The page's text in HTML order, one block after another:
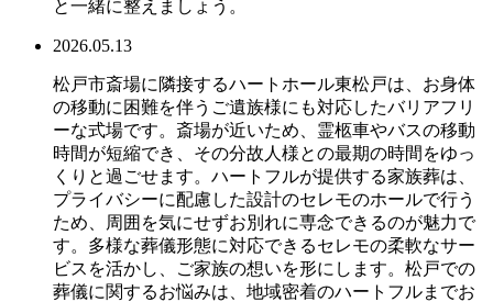
と一緒に整えましょう。
2026.05.13
松戸市斎場に隣接するハートホール東松戸は、お身体
の移動に困難を伴うご遺族様にも対応したバリアフリ
ーな式場です。斎場が近いため、霊柩車やバスの移動
時間が短縮でき、その分故人様との最期の時間をゆっ
くりと過ごせます。ハートフルが提供する家族葬は、
プライバシーに配慮した設計のセレモのホールで行う
ため、周囲を気にせずお別れに専念できるのが魅力で
す。多様な葬儀形態に対応できるセレモの柔軟なサー
ビスを活かし、ご家族の想いを形にします。松戸での
葬儀に関するお悩みは、地域密着のハートフルまでお